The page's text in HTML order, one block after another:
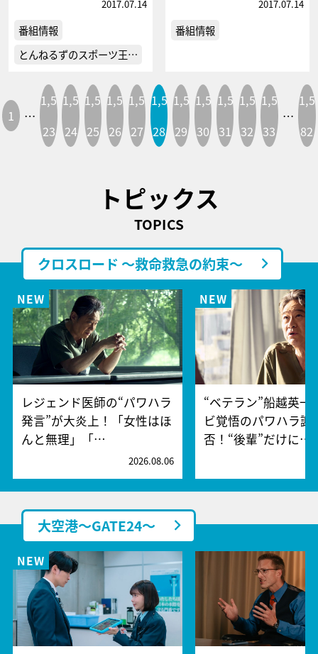
2017.07.14
番組情報
とんねるずのスポーツ王…
2017.07.14
番組情報
1 …
1,5
23
1,5
24
1,5
25
1,5
26
1,5
27
1,5
28
1,5
29
1,5
30
1,5
31
1,5
32
1,5
33
…
1,5
82
トピックス
TOPICS
クロスロード ～救命救急の約束～
レジェンド医師の“パワハラ
発言”が大炎上！「女性はほ
んと無理」「…
2026.08.06
“ベテラン”船越英一
ビ覚悟のパワハラ謝
否！“後輩”だけに…
大空港～GATE24～